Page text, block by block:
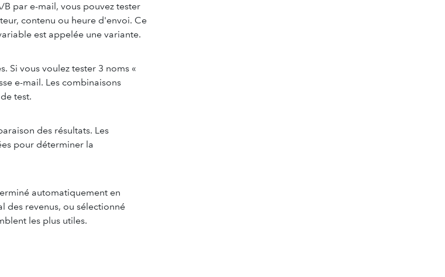
par e-mail, vous pouvez tester
contenu ou heure d'envoi. Ce
est appelée une variante.
Si vous voulez tester 3 noms «
e-mail. Les combinaisons
test.
des résultats. Les
pour déterminer la
automatiquement en
des revenus, ou sélectionné
les plus utiles.